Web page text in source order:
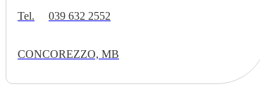
Tel. 039 632 2552
CONCOREZZO, MB